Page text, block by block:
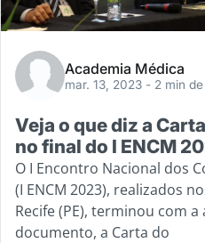
Academia Médica
mar. 13, 2023 - 2 min
Veja o que diz a
no final do I ENCM
O I Encontro Nacional dos
(I ENCM 2023), realizados
Recife (PE), terminou com
documento, a Carta do